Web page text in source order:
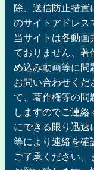
除、送信防止措置
のサイトアドレス
当サイトは各動画
ておりません、著
め込み動画等に問
お問い合わせくだ
て、著作権等の問
しますのでご連
にできる限り迅速
等により連絡を確
ご了承ください